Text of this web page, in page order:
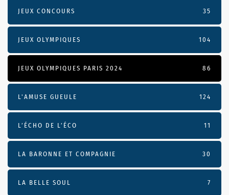
JEUX CONCOURS 35
JEUX OLYMPIQUES 104
JEUX OLYMPIQUES PARIS 2024 86
L'AMUSE GUEULE 124
L’ÉCHO DE L’ÉCO 11
LA BARONNE ET COMPAGNIE 30
LA BELLE SOUL 7